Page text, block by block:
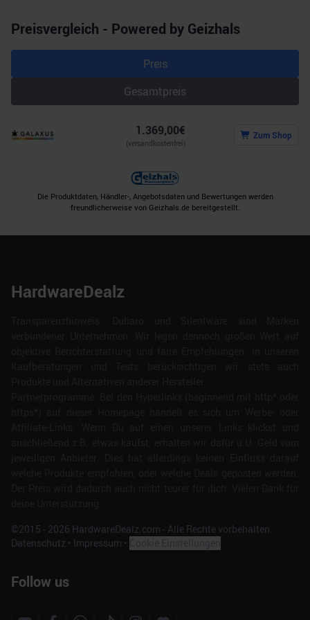
Preisvergleich - Powered by Geizhals
Preis
Gesamtpreis
1.369,00€
(versandkostenfrei)
Zum Shop
Die Produktdaten, Händler-, Angebotsdaten und Bewertungen werden
freundlicherweise von Geizhals.de bereitgestellt.
HardwareDealz
©2015 - 2026 HardwareDealz.com - Alle Rechte vorbehalten.
Datenschutz • Impressum •
Follow us